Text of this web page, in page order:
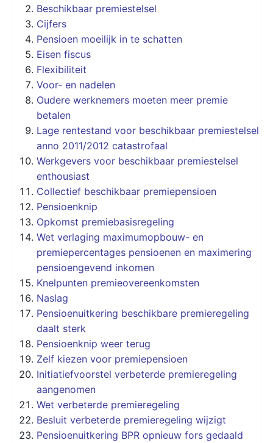
Beschikbaar premiestelsel
Cijfers
Pensioen moeilijk in te schatten
Eisen fiscus
Flexibiliteit
Voor- en nadelen
Oudere werknemers moeten meer premie
betalen
Lage rentestand voor beschikbaar premiestelsel
anno 2011/2012 catastrofaal
Werkgevers voor beschikbaar premiestelsel
enthousiast
Collectief beschikbaar premiepensioen
Pensioenknip
Opkomst premiebasisregeling
Wet verlaging maximumopbouw- en
premiepercentages pensioenen en maximering
pensioengevend inkomen
Knelpunten premieovereenkomsten
Naslag
Pensioenuitkering beschikbare premieregeling
daalt sterk
Pensioenknip weer terug
Zelf kiezen voor premiepensioen
Initiatiefvoorstel verbeterde premieregeling
aangenomen
Wet verbeterde premieregeling
Besluit verbeterde premieregeling wijzigt
Pensioenuitkering BPR opnieuw fors gedaald